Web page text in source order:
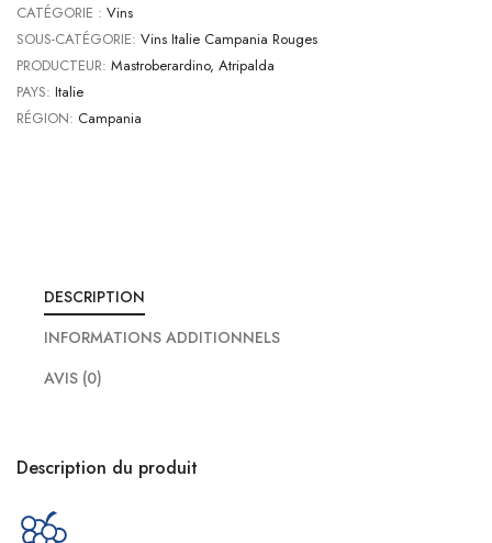
CATÉGORIE : Vins
SOUS-CATÉGORIE: Vins Italie Campania Rouges
PRODUCTEUR: Mastroberardino, Atripalda
PAYS: Italie
RÉGION: Campania
DESCRIPTION
INFORMATIONS ADDITIONNELS
AVIS (0)
Description du produit